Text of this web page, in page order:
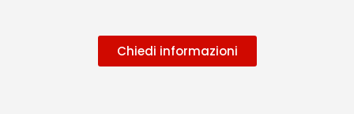
Chiedi informazioni